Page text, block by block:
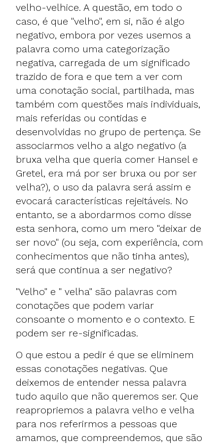
velho-velhice. A questão, em todo o
caso, é que "velho", em si, não é algo
negativo, embora por vezes usemos a
palavra como uma categorização
negativa, carregada de um significado
trazido de fora e que tem a ver com
uma conotação social, partilhada, mas
também com questões mais individuais,
mais referidas ou contidas e
desenvolvidas no grupo de pertença. Se
associarmos velho a algo negativo (a
bruxa velha que queria comer Hansel e
Gretel, era má por ser bruxa ou por ser
velha?), o uso da palavra será assim e
evocará características rejeitáveis. No
entanto, se a abordarmos como disse
esta senhora, como um mero "deixar de
ser novo" (ou seja, com experiência, com
conhecimentos que não tinha antes),
será que continua a ser negativo?
"Velho" e " velha" são palavras com
conotações que podem variar
consoante o momento e o contexto. E
podem ser re-significadas.
O que estou a pedir é que se eliminem
essas conotações negativas. Que
deixemos de entender nessa palavra
tudo aquilo que não queremos ser. Que
reapropriemos a palavra velho e velha
para nos referirmos a pessoas que
amamos, que compreendemos, que são